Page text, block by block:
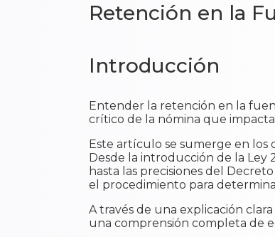
Retención en la
Introducción
Entender la retención en la
crítico de la nómina que
Este artículo se sumerge en los
Desde la introducción de la Ley
hasta las precisiones del
el procedimiento para
A través de una explicación
una comprensión completa de